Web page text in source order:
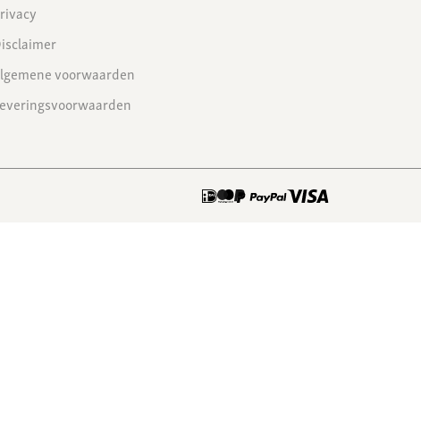
voorwaarden